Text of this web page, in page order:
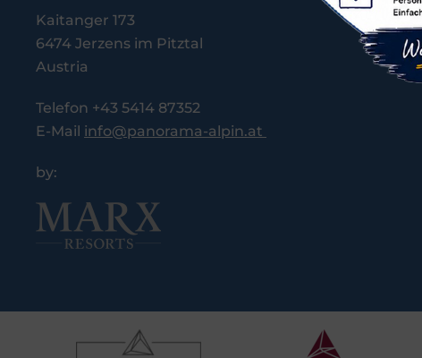
Kaitanger 173
6474 Jerzens im Pitztal
Austria
Telefon +43 5414 87352
E-Mail info@panorama-alpin.at
by: